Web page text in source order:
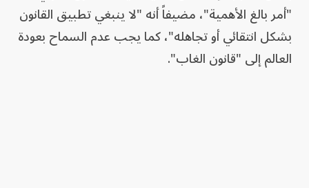
"أمر بالغ الأهمية"، مضيفاً أنه "لا ينبغي تطبيق القانون
بشكل انتقائي أو تجاهله"، كما يجب عدم السماح بعودة
العالم إلى "قانون الغاب".